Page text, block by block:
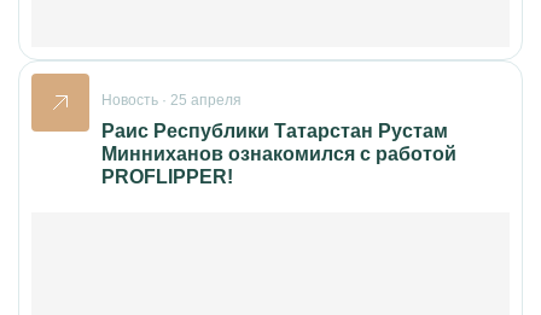
Новость · 25 апреля
Раис Республики Татарстан Рустам
Минниханов ознакомился с работой
PROFLIPPER!